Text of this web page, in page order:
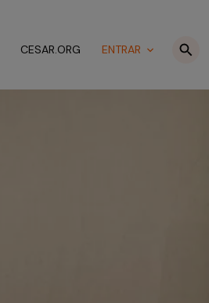
CESAR.ORG ENTRAR